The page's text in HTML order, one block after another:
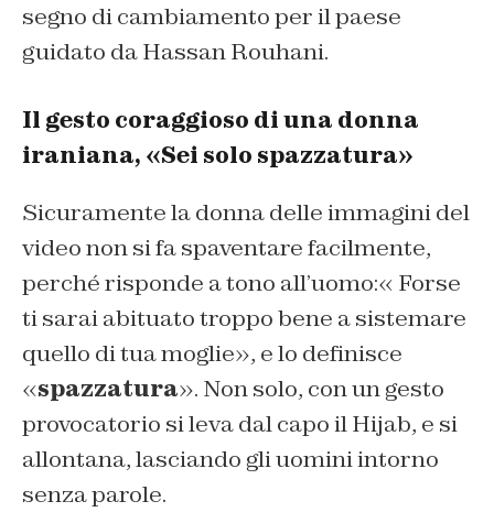
segno di cambiamento per il paese
guidato da Hassan Rouhani.
Il gesto coraggioso di una donna
iraniana, «Sei solo spazzatura»
Sicuramente la donna delle immagini del
video non si fa spaventare facilmente,
perché risponde a tono all’uomo:« Forse
ti sarai abituato troppo bene a sistemare
quello di tua moglie», e lo definisce
«spazzatura». Non solo, con un gesto
provocatorio si leva dal capo il Hijab, e si
allontana, lasciando gli uomini intorno
senza parole.